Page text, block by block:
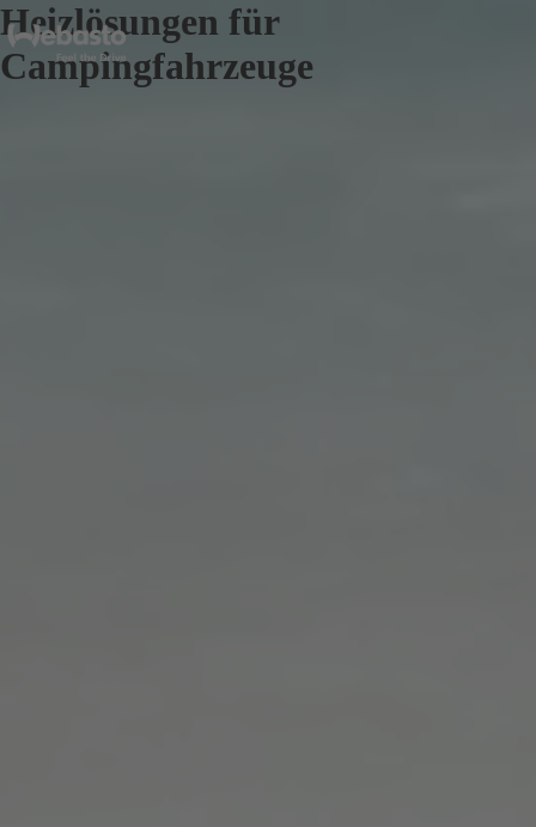
Heizlösungen für
Campingfahrzeuge